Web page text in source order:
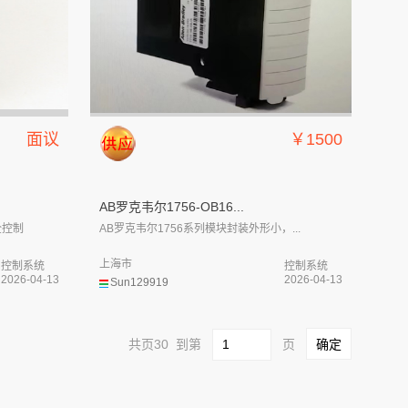
面议
制
控制系统
2026-04-13
￥1500
AB罗克韦尔1756-OB16...
AB罗克韦尔1756系列模块封装外形小，...
Sun129919
上海市
控制系统
2026-04-13
共页30 到第 页